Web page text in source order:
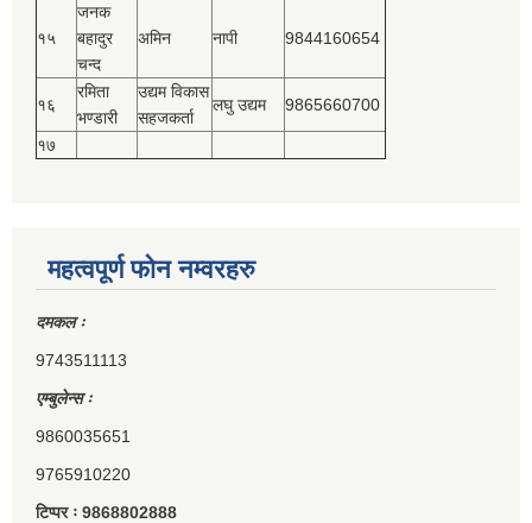
१५
जनक
बहादुर
चन्द
अमिन नापी 9844160654
१६
रमिता
भण्डारी
उद्यम विकास
सहजकर्ता
लघु उद्यम 9865660700
१७
महत्वपूर्ण फोन नम्वरहरु
दमकल ः
9743511113
एम्बुलेन्स ः
9860035651
9765910220
टिप्पर ः 9868802888